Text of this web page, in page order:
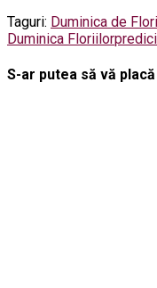
Taguri: Duminica de
Duminica Floriilorpredici
S-ar putea să vă placă